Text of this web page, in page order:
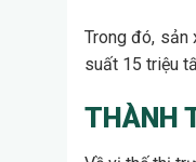
Trong đó, sản
suất 15 triệu
THÀNH